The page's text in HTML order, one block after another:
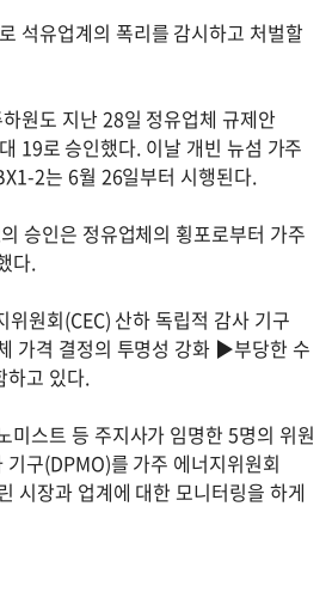
석유업계의 폭리를 감시하고 처벌할
원도 지난 28일 정유업체 규제안
19로 승인했다. 이날 개빈 뉴섬 가주
2는 6월 26일부터 시행된다.
승인은 정유업체의 횡포로부터 가주
다.
원회(CEC) 산하 독립적 감사 기구
가격 결정의 투명성 강화 ▶부당한 수
하고 있다.
미스트 등 주지사가 임명한 5명의 위원
구(DPMO)를 가주 에너지위원회
시장과 업계에 대한 모니터링을 하게